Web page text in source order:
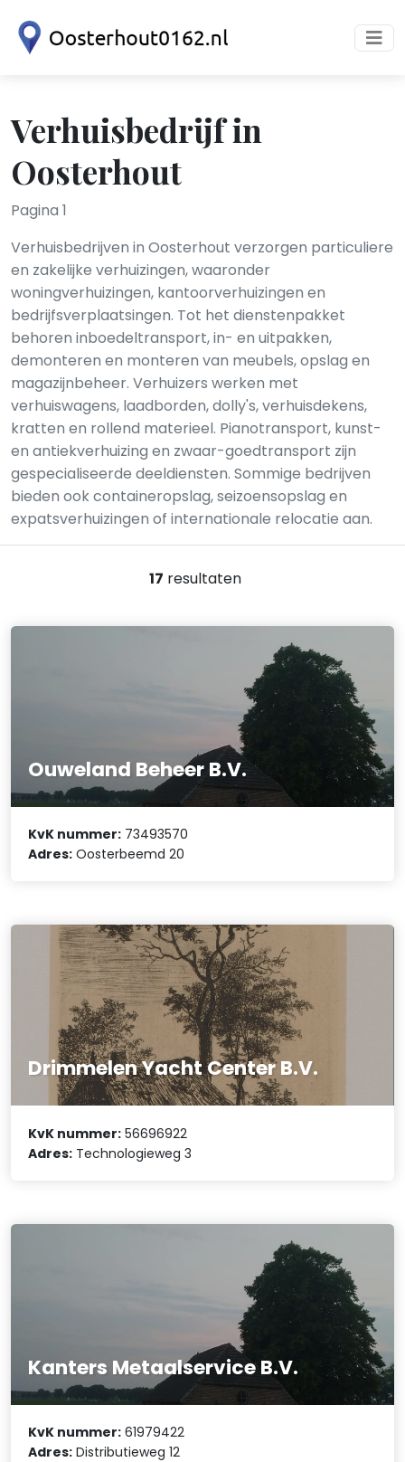
Verhuisbedrijf in
Oosterhout
Pagina 1
Verhuisbedrijven in Oosterhout verzorgen particuliere
en zakelijke verhuizingen, waaronder
woningverhuizingen, kantoorverhuizingen en
bedrijfsverplaatsingen. Tot het dienstenpakket
behoren inboedeltransport, in- en uitpakken,
demonteren en monteren van meubels, opslag en
magazijnbeheer. Verhuizers werken met
verhuiswagens, laadborden, dolly's, verhuisdekens,
kratten en rollend materieel. Pianotransport, kunst-
en antiekverhuizing en zwaar-goedtransport zijn
gespecialiseerde deeldiensten. Sommige bedrijven
bieden ook containeropslag, seizoensopslag en
expatsverhuizingen of internationale relocatie aan.
17 resultaten
Ouweland Beheer B.V.
KvK nummer: 73493570
Adres: Oosterbeemd 20
Drimmelen Yacht Center B.V.
KvK nummer: 56696922
Adres: Technologieweg 3
Kanters Metaalservice B.V.
KvK nummer: 61979422
Adres: Distributieweg 12